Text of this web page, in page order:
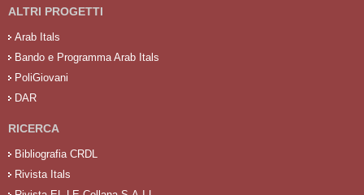
ALTRI PROGETTI
Arab Itals
Bando e Programma Arab Itals
PoliGiovani
DAR
RICERCA
Bibliografia CRDL
Rivista Itals